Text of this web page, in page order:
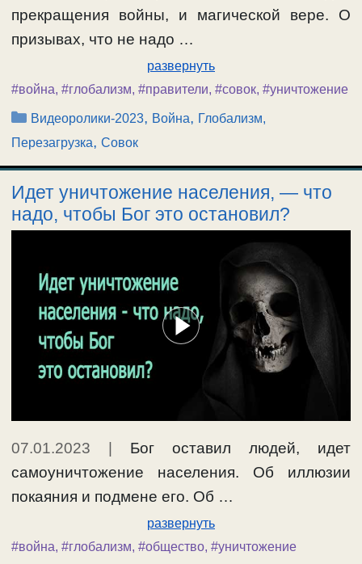
прекращения войны, и магической вере. О
призывах, что не надо …
развернуть
#война, #глобализм, #правители, #совок, #уничтожение
Рубрики
Видеоролики-2023, Война, Глобализм,
Перезагрузка, Совок
Идет уничтожение населения, — что
надо, чтобы Бог это остановил?
07.01.2023 | Бог оставил людей, идет
самоуничтожение населения. Об иллюзии
покаяния и подмене его. Об …
развернуть
#война, #глобализм, #общество, #уничтожение